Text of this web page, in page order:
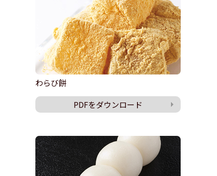
わらび餅
PDFをダウンロード